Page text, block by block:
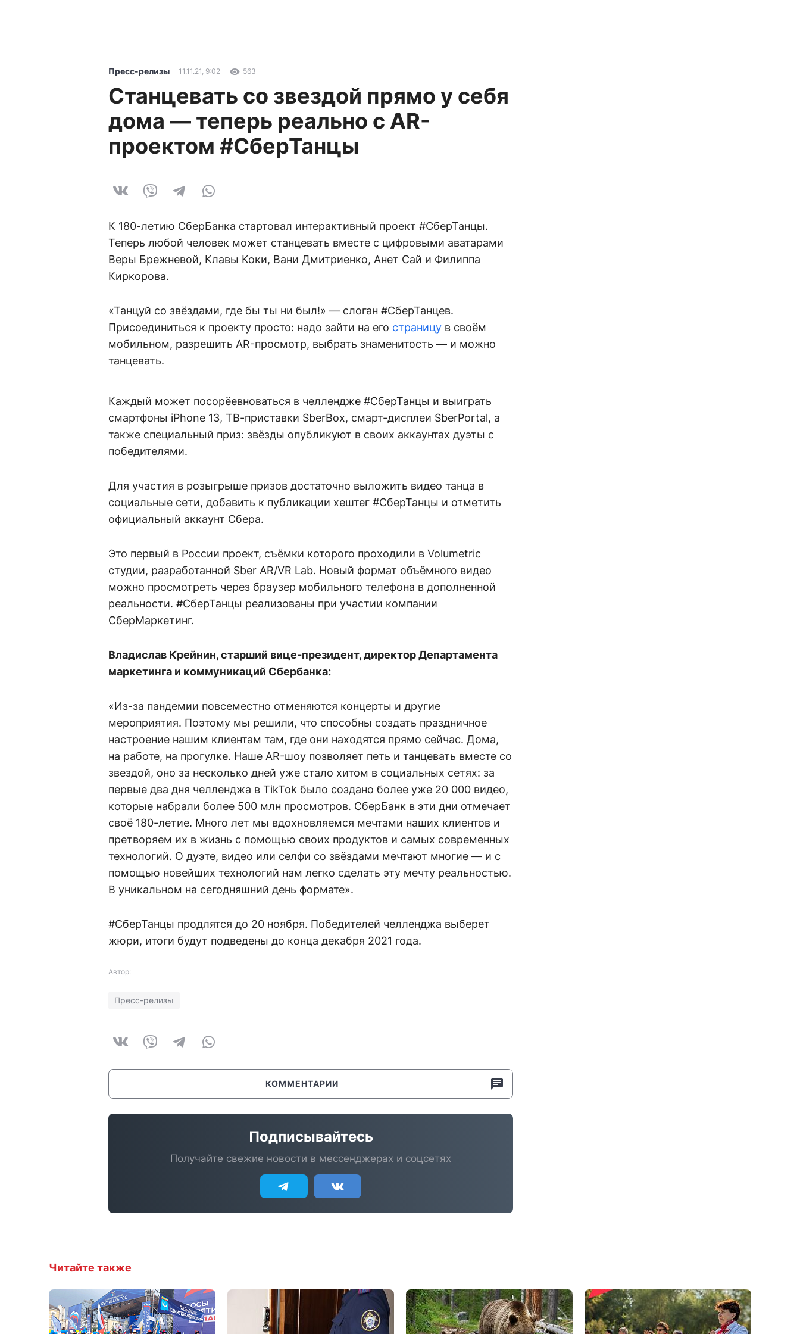
Пресс-релизы 11.11.21, 9:02 563
Станцевать со звездой прямо у себя
дома — теперь реально с AR-
проектом #СберТанцы
К 180-летию СберБанка стартовал интерактивный проект #СберТанцы.
Теперь любой человек может станцевать вместе с цифровыми аватарами
Веры Брежневой, Клавы Коки, Вани Дмитриенко, Анет Сай и Филиппа
Киркорова.
«Танцуй со звёздами, где бы ты ни был!» — слоган #СберТанцев.
Присоединиться к проекту просто: надо зайти на его страницу в своём
мобильном, разрешить AR-просмотр, выбрать знаменитость — и можно
танцевать.
Каждый может посорёевноваться в челлендже #СберТанцы и выиграть
смартфоны iPhone 13, ТВ-приставки SberBox, смарт-дисплеи SberPortal, а
также специальный приз: звёзды опубликуют в своих аккаунтах дуэты с
победителями.
Для участия в розыгрыше призов достаточно выложить видео танца в
социальные сети, добавить к публикации хештег #СберТанцы и отметить
официальный аккаунт Сбера.
Это первый в России проект, съёмки которого проходили в Volumetric
студии, разработанной Sber AR/VR Lab. Новый формат объёмного видео
можно просмотреть через браузер мобильного телефона в дополненной
реальности. #СберТанцы реализованы при участии компании
СберМаркетинг.
Владислав Крейнин, старший вице-президент, директор Департамента
маркетинга и коммуникаций Сбербанка:
«Из-за пандемии повсеместно отменяются концерты и другие
мероприятия. Поэтому мы решили, что способны создать праздничное
настроение нашим клиентам там, где они находятся прямо сейчас. Дома,
на работе, на прогулке. Наше AR-шоу позволяет петь и танцевать вместе со
звездой, оно за несколько дней уже стало хитом в социальных сетях: за
первые два дня челленджа в TikTok было создано более уже 20 000 видео,
которые набрали более 500 млн просмотров. СберБанк в эти дни отмечает
своё 180-летие. Много лет мы вдохновляемся мечтами наших клиентов и
претворяем их в жизнь с помощью своих продуктов и самых современных
технологий. О дуэте, видео или селфи со звёздами мечтают многие — и с
помощью новейших технологий нам легко сделать эту мечту реальностью.
В уникальном на сегодняшний день формате».
#СберТанцы продлятся до 20 ноября. Победителей челленджа выберет
жюри, итоги будут подведены до конца декабря 2021 года.
Автор:
Пресс-релизы
КОММЕНТАРИИ
Подписывайтесь
Получайте свежие новости в мессенджерах и соцсетях
Читайте также